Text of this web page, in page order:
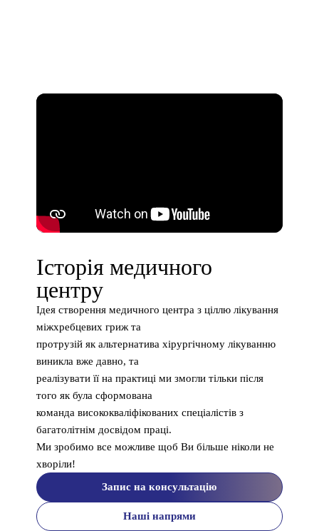
Історія медичного
центру
Ідея створення медичного центра з ціллю лікування
міжхребцевих гриж та
протрузій як альтернатива хірургічному лікуванню
виникла вже давно, та
реалізувати її на практиці ми змогли тільки після
того як була сформована
команда висококваліфікованих спеціалістів з
багатолітнім досвідом праці.
Ми зробимо все можливе щоб Ви більше ніколи не
хворіли!
Запис на консультацію
Наші напрями